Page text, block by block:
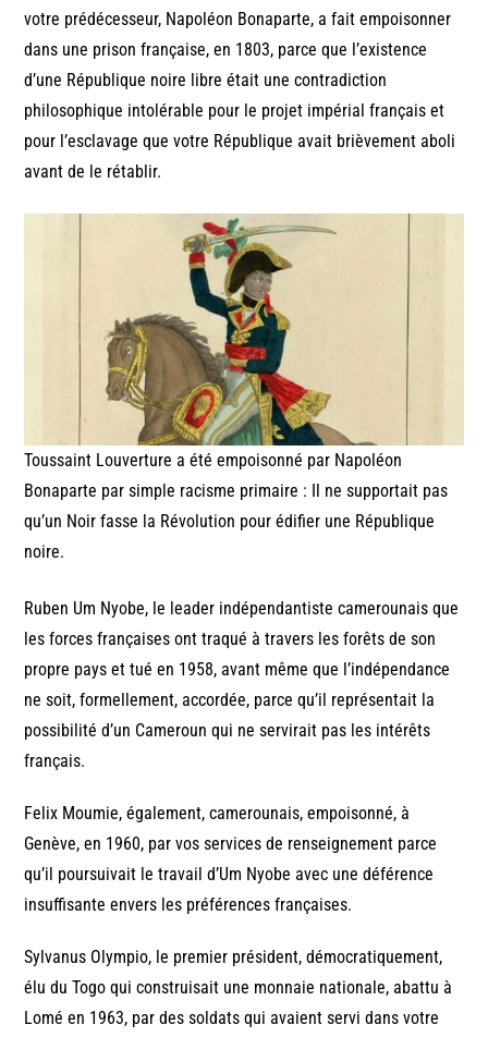
votre prédécesseur, Napoléon Bonaparte, a fait empoisonner
dans une prison française, en 1803, parce que l’existence
d’une République noire libre était une contradiction
philosophique intolérable pour le projet impérial français et
pour l’esclavage que votre République avait brièvement aboli
avant de le rétablir.
Toussaint Louverture a été empoisonné par Napoléon
Bonaparte par simple racisme primaire : Il ne supportait pas
qu’un Noir fasse la Révolution pour édifier une République
noire.
Ruben Um Nyobe, le leader indépendantiste camerounais que
les forces françaises ont traqué à travers les forêts de son
propre pays et tué en 1958, avant même que l’indépendance
ne soit, formellement, accordée, parce qu’il représentait la
possibilité d’un Cameroun qui ne servirait pas les intérêts
français.
Felix Moumie, également, camerounais, empoisonné, à
Genève, en 1960, par vos services de renseignement parce
qu’il poursuivait le travail d’Um Nyobe avec une déférence
insuffisante envers les préférences françaises.
Sylvanus Olympio, le premier président, démocratiquement,
élu du Togo qui construisait une monnaie nationale, abattu à
Lomé en 1963, par des soldats qui avaient servi dans votre